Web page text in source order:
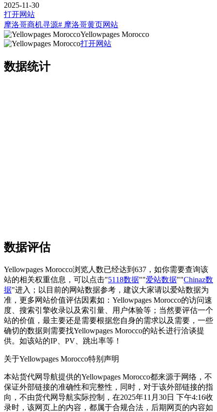
2025-11-30
打开网站
摩洛哥商机寻源# 摩洛哥黄页网站
Yellowpages Morocco
打开网站
数据统计
数据评估
Yellowpages Morocco浏览人数已经达到637，如你需要查询该
站的相关权重信息，可以点击"5118数据""爱站数据""Chinaz数
据"进入；以目前的网站数据参考，建议大家请以爱站数据为
准，更多网站价值评估因素如：Yellowpages Morocco的访问速
度、搜索引擎收录以及索引量、用户体验等；当然要评估一个
站的价值，最主要还是需要根据您自身的需求以及需要，一些
确切的数据则需要找Yellowpages Morocco的站长进行洽谈提
供。如该站的IP、PV、跳出率等！
关于Yellowpages Morocco特别声明
本站货代网导航提供的Yellowpages Morocco都来源于网络，不
保证外部链接的准确性和完整性，同时，对于该外部链接的指
向，不由货代网导航实际控制，在2025年11月30日 下午4:16收
录时，该网页上的内容，都属于合规合法，后期网页的内容如